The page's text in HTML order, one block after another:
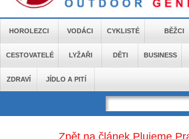
HOROLEZCI VODÁCI CYKLISTÉ BĚŽCI
CESTOVATELÉ LYŽAŘI DĚTI BUSINESS
ZDRAVÍ JÍDLO A PITÍ
Zpět na článek Plujeme